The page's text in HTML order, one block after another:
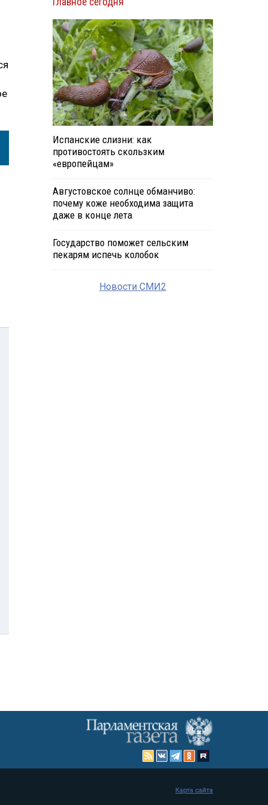
Испанские слизни: как
противостоять скользким
«европейцам»
Августовское солнце обманчиво:
почему коже необходима защита
даже в конце лета
Государство поможет сельским
пекарям испечь колобок
Новости СМИ2
Карта сайта